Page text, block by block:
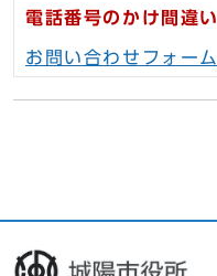
電話番号のかけ間違
お問い合わせフォーム